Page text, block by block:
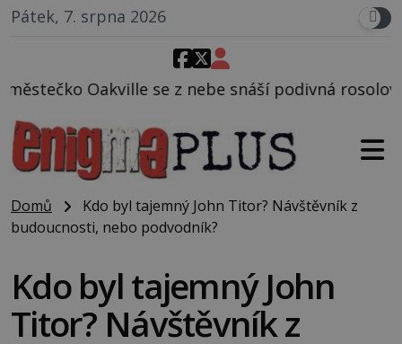
Pátek, 7. srpna 2026
se z nebe snáší podivná rosolovitá látka
Domů
Kdo byl tajemný John Titor? Návštěvník z
budoucnosti, nebo podvodník?
Kdo byl tajemný John
Titor? Návštěvník z